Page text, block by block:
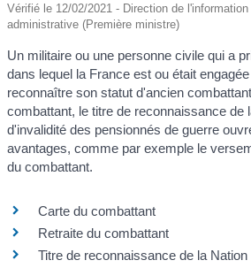
Vérifié le 12/02/2021 - Direction de
administrative (Première ministre)
Un militaire ou une personne civile qui a
dans lequel la France est ou était
reconnaître son statut d'ancien
combattant, le titre de reconnaissance de
d'invalidité des pensionnés de guerre
avantages, comme par exemple le
du combattant.
Carte du combattant
Retraite du combattant
Titre de reconnaissance de la Nation